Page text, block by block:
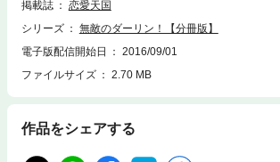
掲載誌
恋愛天国
シリーズ
無敵のダーリン！【分冊版】
電子版配信開始日
2016/09/01
ファイルサイズ
2.70 MB
作品をシェアする